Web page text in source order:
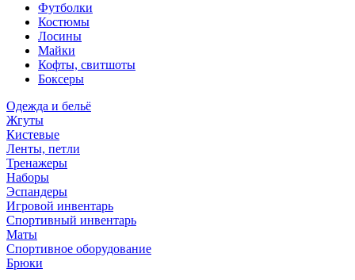
Футболки
Костюмы
Лосины
Майки
Кофты, свитшоты
Боксеры
Одежда и бельё
Жгуты
Кистевые
Ленты, петли
Тренажеры
Наборы
Эспандеры
Игровой инвентарь
Спортивный инвентарь
Маты
Спортивное оборудование
Брюки